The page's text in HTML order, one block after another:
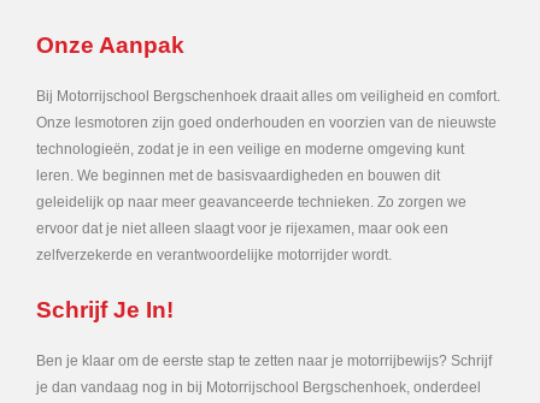
Onze Aanpak
Bij Motorrijschool Bergschenhoek draait alles om veiligheid en comfort.
Onze lesmotoren zijn goed onderhouden en voorzien van de nieuwste
technologieën, zodat je in een veilige en moderne omgeving kunt
leren. We beginnen met de basisvaardigheden en bouwen dit
geleidelijk op naar meer geavanceerde technieken. Zo zorgen we
ervoor dat je niet alleen slaagt voor je rijexamen, maar ook een
zelfverzekerde en verantwoordelijke motorrijder wordt.
Schrijf Je In!
Ben je klaar om de eerste stap te zetten naar je motorrijbewijs? Schrijf
je dan vandaag nog in bij Motorrijschool Bergschenhoek, onderdeel